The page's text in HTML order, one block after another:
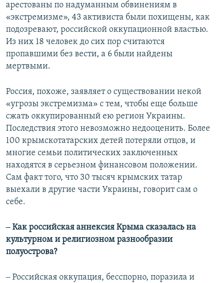
арестованы по надуманным обвинениям в
«экстремизме», 43 активиста были похищены, как
подозревают, российской оккупационной властью.
Из них 18 человек до сих пор считаются
пропавшими без вести, а 6 были найдены
мертвыми.
Россия, похоже, заявляет о существовании некой
«угрозы экстремизма» с тем, чтобы еще больше
сжать оккупированный ею регион Украины.
Последствия этого невозможно недооценить. Более
100 крымскотатарских детей потеряли отцов, и
многие семьи политических заключенных
находятся в серьезном финансовом положении.
Сам факт того, что 30 тысяч крымских татар
выехали в другие части Украины, говорит сам о
себе.
‒ Как российская аннексия Крыма сказалась на
культурном и религиозном разнообразии
полуострова?
‒ Российская оккупация, бесспорно, поразила и